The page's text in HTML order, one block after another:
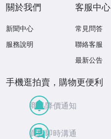
關於我們
新聞中心
服務說明
客服中心
常見問答
聯絡客服
最新公告
手機逛拍賣，購物更便利
商品降價通知
買賣即時溝通